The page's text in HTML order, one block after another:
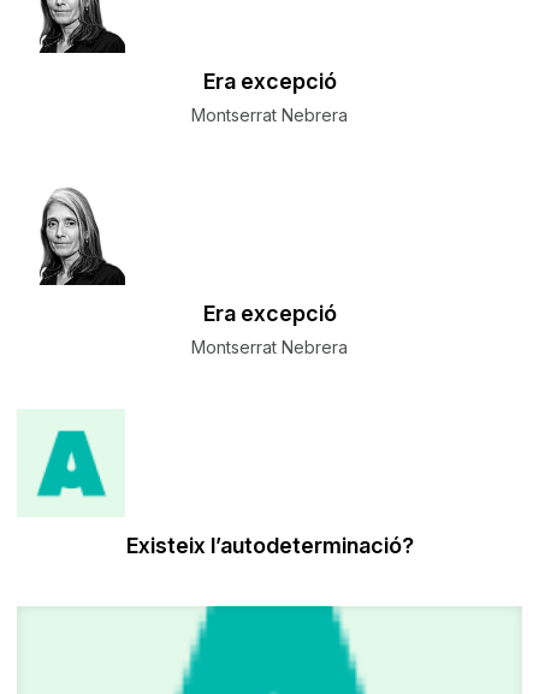
​Era excepció
Montserrat Nebrera
​Era excepció
Montserrat Nebrera
Existeix l’autodeterminació?